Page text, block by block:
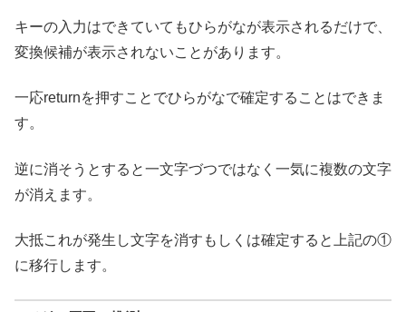
キーの入力はできていてもひらがなが表示されるだけで、
変換候補が表示されないことがあります。
一応returnを押すことでひらがなで確定することはできま
す。
逆に消そうとすると一文字づつではなく一気に複数の文字
が消えます。
大抵これが発生し文字を消すもしくは確定すると上記の①
に移行します。